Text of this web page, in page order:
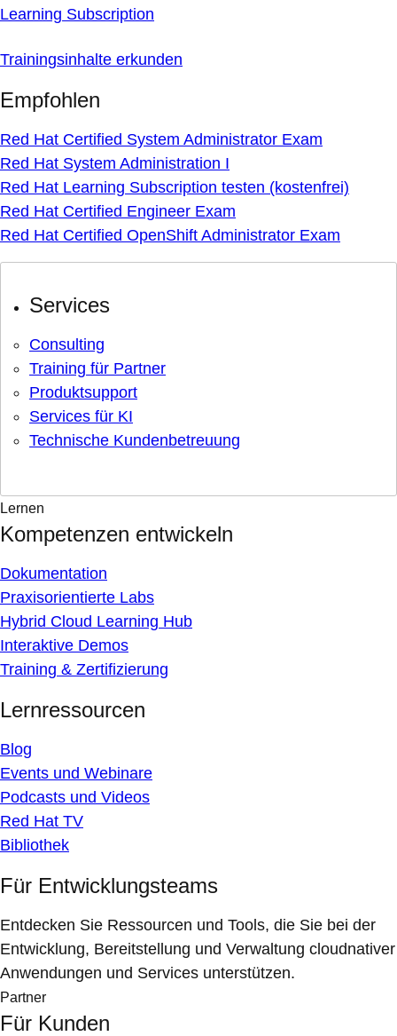
Learning Subscription
Trainingsinhalte erkunden
Empfohlen
Red Hat Certified System Administrator Exam
Red Hat System Administration I
Red Hat Learning Subscription testen (kostenfrei)
Red Hat Certified Engineer Exam
Red Hat Certified OpenShift Administrator Exam
Services
Consulting
Training für Partner
Produktsupport
Services für KI
Technische Kundenbetreuung
Lernen
Kompetenzen entwickeln
Dokumentation
Praxisorientierte Labs
Hybrid Cloud Learning Hub
Interaktive Demos
Training & Zertifizierung
Lernressourcen
Blog
Events und Webinare
Podcasts und Videos
Red Hat TV
Bibliothek
Für Entwicklungsteams
Entdecken Sie Ressourcen und Tools, die Sie bei der
Entwicklung, Bereitstellung und Verwaltung cloudnativer
Anwendungen und Services unterstützen.
Partner
Für Kunden